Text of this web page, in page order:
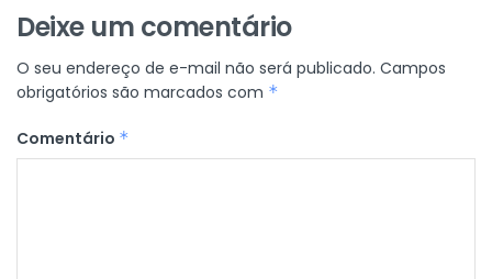
Deixe um comentário
O seu endereço de e-mail não será publicado. Campos
obrigatórios são marcados com *
Comentário *